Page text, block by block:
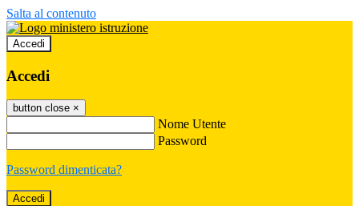
Salta al contenuto
Accedi
Accedi
button close ×
Nome Utente
Password
Password dimenticata?